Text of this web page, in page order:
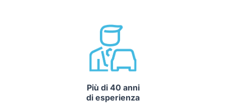
Più di 40 anni
di esperienza